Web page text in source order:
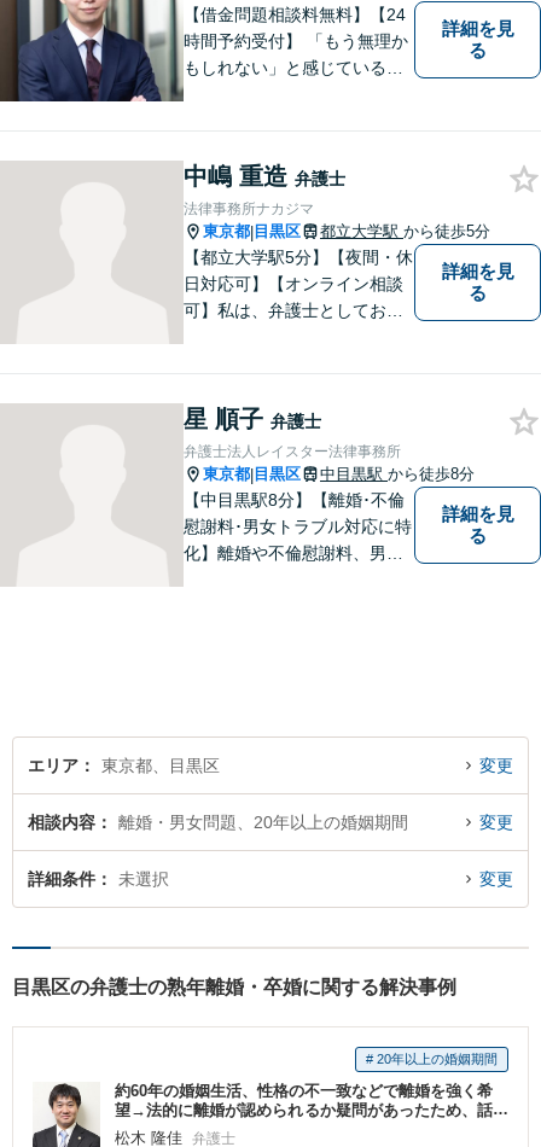
【借金問題相談料無料】【24
時間予約受付】 「もう無理か
もしれない」と感じている方
ンドオピニオンにも対応】
詳細を見
る
中嶋 重造 弁護士
法律事務所ナカジマ
東京都| 目黒区 都立大学駅 から徒歩5分
【都立大学駅5分】【夜間・休
日対応可】【オンライン相談
可】私は、弁護士としてお客
命だと考えています。 悩む前
に、ぜひ専門家である私にご
相談ください。
詳細を見
る
星 順子 弁護士
弁護士法人レイスター法律事務所
東京都| 目黒区 中目黒駅 から徒歩8分
【中目黒駅8分】【離婚･不倫
慰謝料･男女トラブル対応に特
化】離婚や不倫慰謝料、男女
詳細を見
る
エリア 東京都、目黒区 変更
相談内容 離婚・男女問題、20年以上の婚姻期間 変更
詳細条件 未選択 変更
目黒区の弁護士の熟年離婚・卒婚に関する解決事例
# 20年以上の婚姻期間
約60年の婚姻生活、性格の不一致などで離婚を強く希
望→法的に離婚が認められるか疑問があったため、話
し合いの結果、一定額の解決金を支払い、離婚が成立
松木 隆佳 弁護士